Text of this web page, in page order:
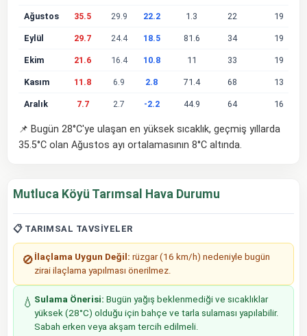
Ağustos 35.5 29.9 22.2 1.3 22 19
Eylül 29.7 24.4 18.5 81.6 34 19
Ekim 21.6 16.4 10.8 11 33 19
Kasım 11.8 6.9 2.8 71.4 68 13
Aralık 7.7 2.7 -2.2 44.9 64 16
📌 Bugün 28°C'ye ulaşan en yüksek sıcaklık, geçmiş yıllarda
35.5°C olan Ağustos ayı ortalamasının 8°C altında.
Mutluca Köyü Tarımsal Hava Durumu
📋 TARIMSAL TAVSIYELER
🚫 İlaçlama Uygun Değil: rüzgar (16 km/h) nedeniyle bugün
zirai ilaçlama yapılması önerilmez.
💧 Sulama Önerisi: Bugün yağış beklenmediği ve sıcaklıklar
yüksek (28°C) olduğu için bahçe ve tarla sulaması yapılabilir.
Sabah erken veya akşam tercih edilmeli.